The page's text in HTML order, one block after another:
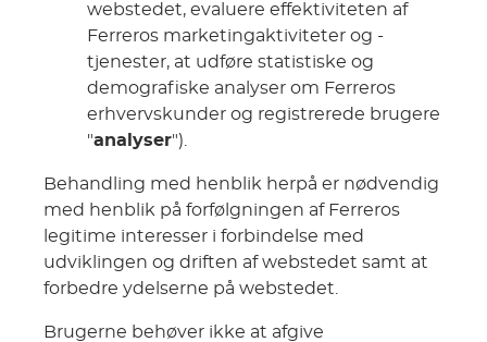
webstedet, evaluere effektiviteten af
Ferreros marketingaktiviteter og -
tjenester, at udføre statistiske og
demografiske analyser om Ferreros
erhvervskunder og registrerede brugere
"analyser").
Behandling med henblik herpå er nødvendig
med henblik på forfølgningen af Ferreros
legitime interesser i forbindelse med
udviklingen og driften af webstedet samt at
forbedre ydelserne på webstedet.
Brugerne behøver ikke at afgive